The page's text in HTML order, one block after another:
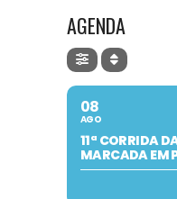
AGENDA
08
AGO
11ª CORRIDA
MARCADA EM